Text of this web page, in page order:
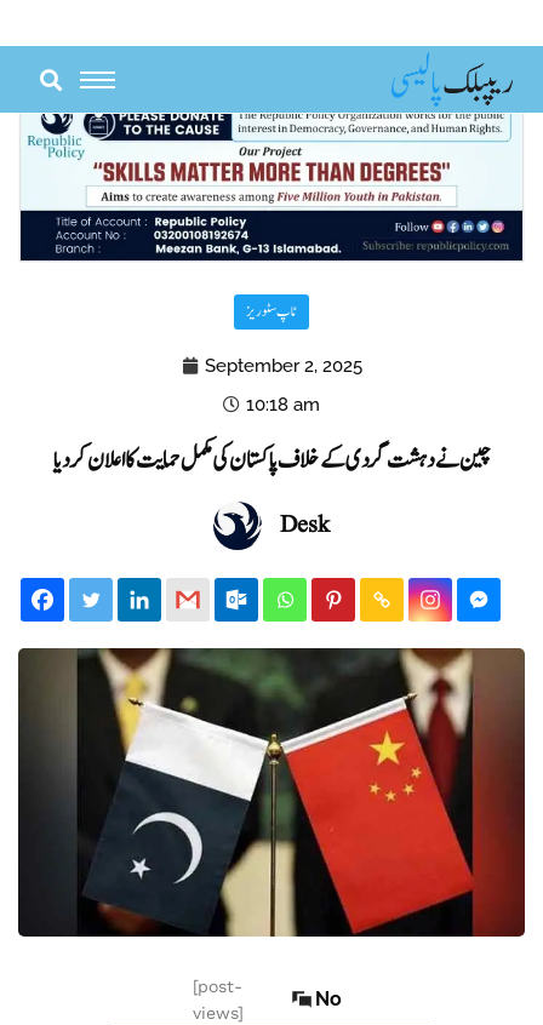
content
ٹاپ سٹوریز
September 2, 2025
10:18 am
چین نے دہشت گردی کے خلاف پاکستان کی مکمل حمایت کا اعلان کر دیا
Desk
[post-
views]
No